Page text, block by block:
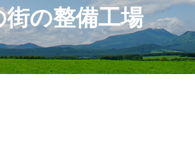
の整備工場